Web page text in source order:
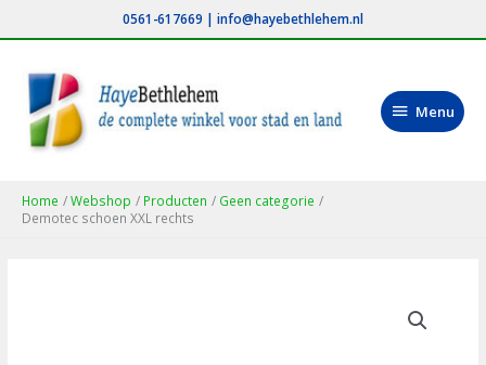
naar
inhoud
0561-617669 | info@hayebethlehem.nl
Menu
Menu
Home Webshop Producten
Geen categorie
Demotec schoen XXL rechts